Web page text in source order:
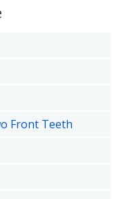
Front Teeth